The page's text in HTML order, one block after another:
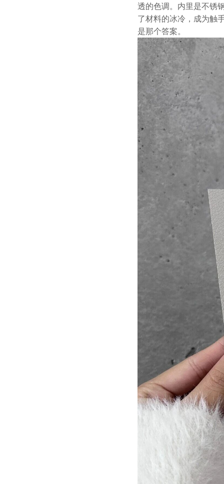
透的色调。内里是不锈
了材料的冰冷，成为触
是那个答案。